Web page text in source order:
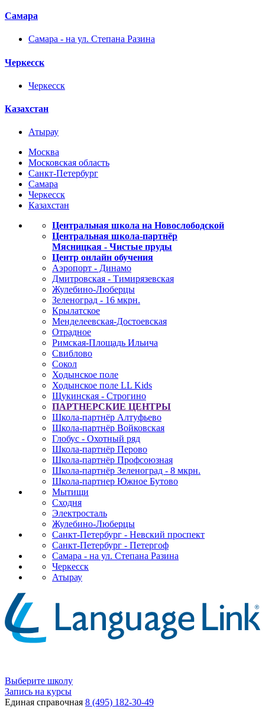
Самара
Самара - на ул. Степана Разина
Черкесск
Черкесск
Казахстан
Атырау
Москва
Московская область
Санкт-Петербург
Самара
Черкесск
Казахстан
Центральная школа на Новослободской
Центральная школа-партнёр
Мясницкая - Чистые пруды
Центр онлайн обучения
Аэропорт - Динамо
Дмитровская - Тимирязевская
Жулебино-Люберцы
Зеленоград - 16 мкрн.
Крылатское
Менделеевская-Достоевская
Отрадное
Римская-Площадь Ильича
Свиблово
Сокол
Ходынское поле
Ходынское поле LL Kids
Щукинская - Строгино
ПАРТНЕРСКИЕ ЦЕНТРЫ
Школа-партнёр Алтуфьево
Школа-партнёр Войковская
Глобус - Охотный ряд
Школа-партнёр Перово
Школа-партнёр Профсоюзная
Школа-партнёр Зеленоград - 8 мкрн.
Школа-партнер Южное Бутово
Мытищи
Сходня
Электросталь
Жулебино-Люберцы
Санкт-Петербург - Невский проспект
Санкт-Петербург - Петергоф
Самара - на ул. Степана Разина
Черкесск
Атырау
Выберите школу
Запись на курсы
Единая справочная 8 (495) 182-30-49